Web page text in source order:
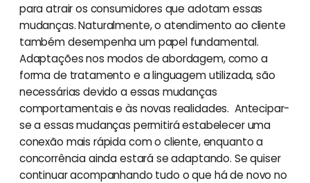
para atrair os consumidores que adotam essas
mudanças. Naturalmente, o atendimento ao cliente
também desempenha um papel fundamental.
Adaptações nos modos de abordagem, como a
forma de tratamento e a linguagem utilizada, são
necessárias devido a essas mudanças
comportamentais e às novas realidades. Antecipar-
se a essas mudanças permitirá estabelecer uma
conexão mais rápida com o cliente, enquanto a
concorrência ainda estará se adaptando. Se quiser
continuar acompanhando tudo o que há de novo no